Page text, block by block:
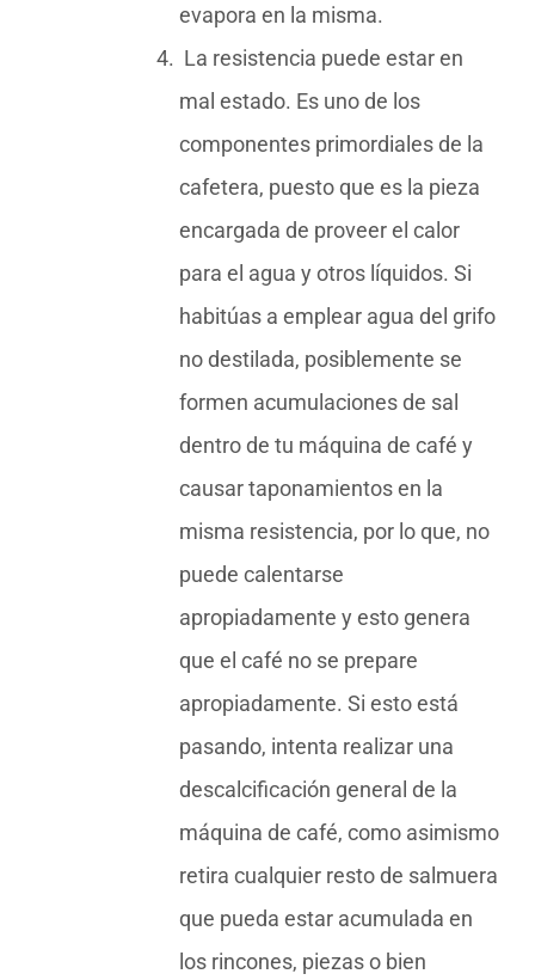
evapora en la misma.
La resistencia puede estar en
mal estado. Es uno de los
componentes primordiales de la
cafetera, puesto que es la pieza
encargada de proveer el calor
para el agua y otros líquidos. Si
habitúas a emplear agua del grifo
no destilada, posiblemente se
formen acumulaciones de sal
dentro de tu máquina de café y
causar taponamientos en la
misma resistencia, por lo que, no
puede calentarse
apropiadamente y esto genera
que el café no se prepare
apropiadamente. Si esto está
pasando, intenta realizar una
descalcificación general de la
máquina de café, como asimismo
retira cualquier resto de salmuera
que pueda estar acumulada en
los rincones, piezas o bien